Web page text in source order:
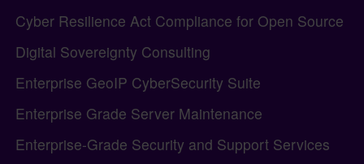
Site information, links, etc.
Cyber Resilience Act Compliance for Open Source
Digital Sovereignty Consulting
Enterprise GeoIP CyberSecurity Suite
Enterprise Grade Server Maintenance
Enterprise-Grade Security and Support Services